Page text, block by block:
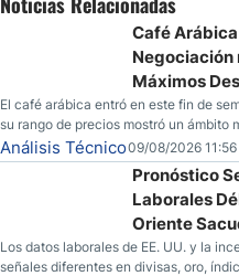
Café
Negociación
Máximos
El café arábica entró en este fin de
su rango de precios mostró un ámbito
especulativas también están
podría estar en el horizonte para la
Análisis Técnico09/08/2026
Pronóstico
Laborales
Oriente
Los datos laborales de EE. UU. y la
señales diferentes en divisas, oro,